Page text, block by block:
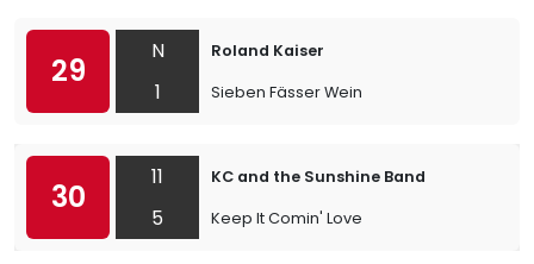
29
N
1
Roland Kaiser
Sieben Fässer Wein
30
11
5
KC and the Sunshine Band
Keep It Comin' Love